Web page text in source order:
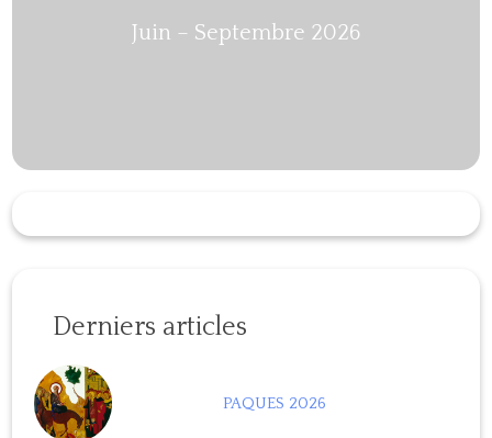
Juin – Septembre 2026
Derniers articles
PAQUES 2026